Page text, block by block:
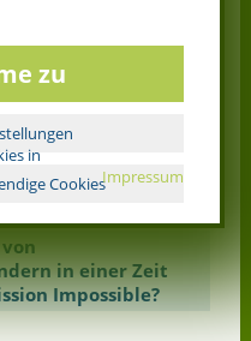
wird eine
Sie dient dem Aufbau
in einer Zeit
Impossible?
zu
Cookies
in
Impressum